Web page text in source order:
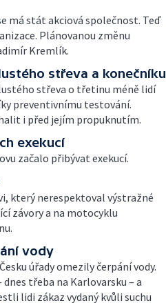
má stát akciová společnost. Teď
Plánovanou změnu
Kremlík.
střeva a konečníku
střeva o třetinu méně lidí
preventivnímu testování.
i před jejím propuknutím.
exekucí
začalo přibývat exekucí.
který nerespektoval výstražné
závory a na motocyklu
vody
úřady omezily čerpání vody.
třeba na Karlovarsku – a
lidi zákaz vydaný kvůli suchu